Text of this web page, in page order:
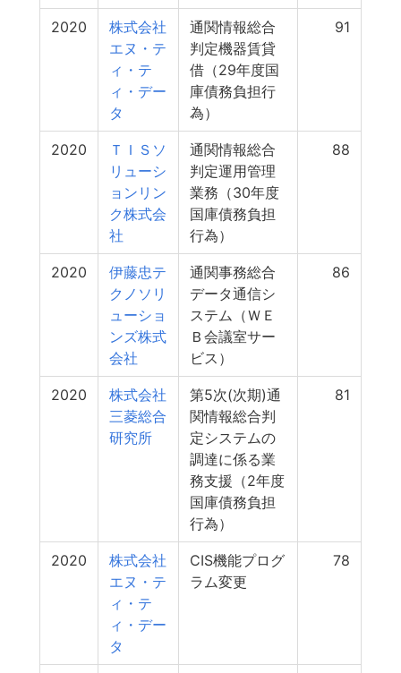
2020
株式会社
エヌ・テ
ィ・テ
ィ・デー
タ
通関情報総合
判定機器賃貸
借（29年度国
庫債務負担行
為）
91
2020
ＴＩＳソ
リューシ
ョンリン
ク株式会
社
通関情報総合
判定運用管理
業務（30年度
国庫債務負担
行為）
88
2020
伊藤忠テ
クノソリ
ューショ
ンズ株式
会社
通関事務総合
データ通信シ
ステム（ＷＥ
Ｂ会議室サー
ビス）
86
2020
株式会社
三菱総合
研究所
第5次(次期)通
関情報総合判
定システムの
調達に係る業
務支援（2年度
国庫債務負担
行為）
81
2020
株式会社
エヌ・テ
ィ・テ
ィ・デー
タ
CIS機能プログ
ラム変更
78